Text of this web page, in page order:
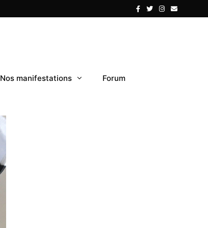
Nos manifestations Forum